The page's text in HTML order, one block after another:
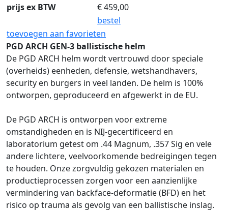
prijs ex BTW
€459,00
bestel
toevoegen aan favorieten
PGD ARCH GEN-3 ballistische helm
De PGD ARCH helm wordt vertrouwd door speciale
(overheids) eenheden, defensie, wetshandhavers,
security en burgers in veel landen. De helm is 100%
ontworpen, geproduceerd en afgewerkt in de EU.
De PGD ARCH is ontworpen voor extreme
omstandigheden en is NIJ-gecertificeerd en
laboratorium getest om .44 Magnum, .357 Sig en vele
andere lichtere, veelvoorkomende bedreigingen tegen
te houden. Onze zorgvuldig gekozen materialen en
productieprocessen zorgen voor een aanzienlijke
vermindering van backface-deformatie (BFD) en het
risico op trauma als gevolg van een ballistische inslag.